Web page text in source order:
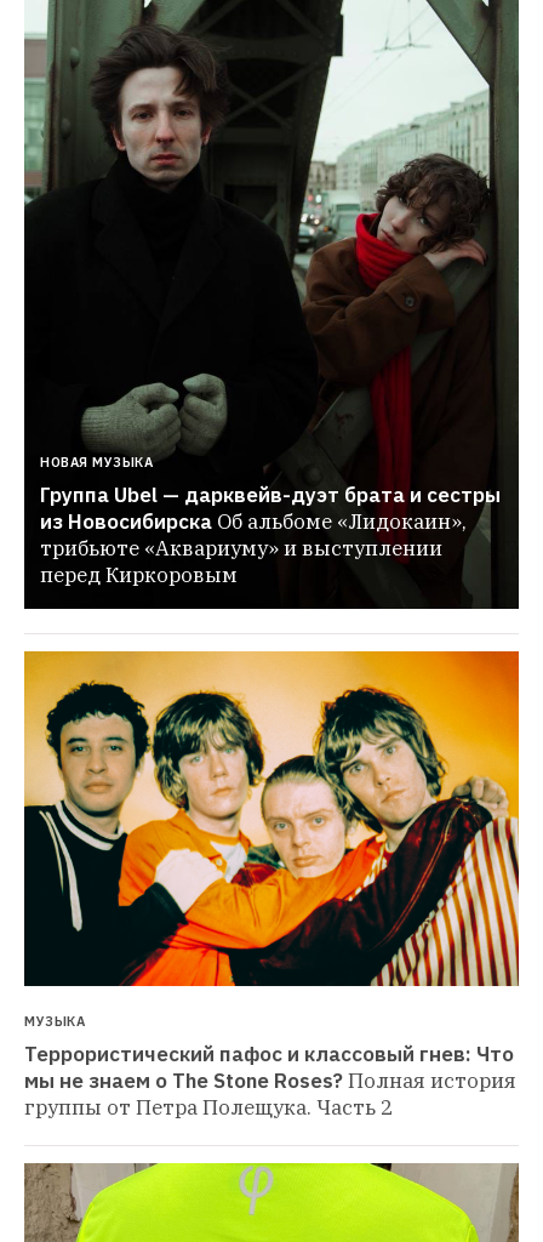
НОВАЯ МУЗЫКА
Группа Ubel — дарквейв-дуэт брата и сестры
из Новосибирска Об альбоме «Лидокаин»,
трибьюте «Аквариуму» и выступлении
перед Киркоровым
МУЗЫКА
Террористический пафос и классовый гнев: Что
мы не знаем о The Stone Roses?Полная история
группы от Петра Полещука. Часть 2